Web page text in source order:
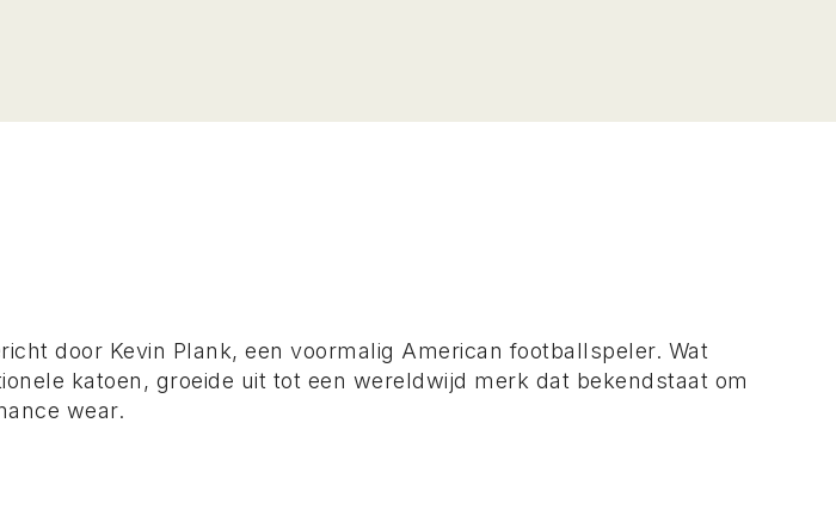
door Kevin Plank, een voormalig American footballspeler. Wat
katoen, groeide uit tot een wereldwijd merk dat bekendstaat om
wear.